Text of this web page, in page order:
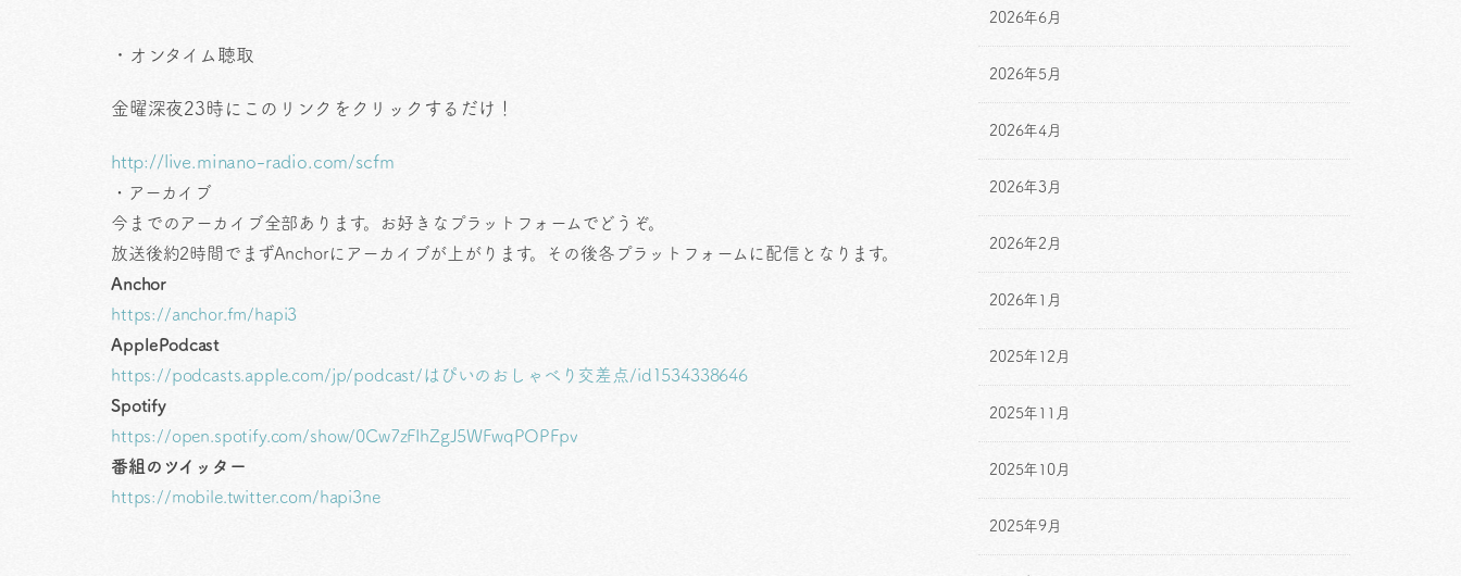
・オンタイム聴取
金曜深夜23時にこのリンクをクリックするだけ！
http://live.minano-radio.com/scfm
・アーカイブ
今までのアーカイブ全部あります。お好きなプラットフォームでどうぞ。
放送後約2時間でまずAnchorにアーカイブが上がります。その後各プラットフォームに配信となります。
Anchor
https://anchor.fm/hapi3
ApplePodcast
https://podcasts.apple.com/jp/podcast/はぴいのおしゃべり交差点/id1534338646
Spotify
https://open.spotify.com/show/0Cw7zFIhZgJ5WFwqPOPFpv
番組のツイッター
https://mobile.twitter.com/hapi3ne
2026年6月
2026年5月
2026年4月
2026年3月
2026年2月
2026年1月
2025年12月
2025年11月
2025年10月
2025年9月